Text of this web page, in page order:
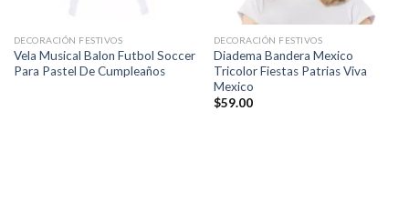
DECORACIÓN FESTIVOS
Vela Musical Balon Futbol Soccer
Para Pastel De Cumpleaños
DECORACIÓN FESTIVOS
Diadema Bandera Mexico
Tricolor Fiestas Patrias Viva
Mexico
$59.00